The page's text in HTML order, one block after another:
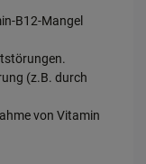
B12-Mangel
(z.B. durch
von Vitamin